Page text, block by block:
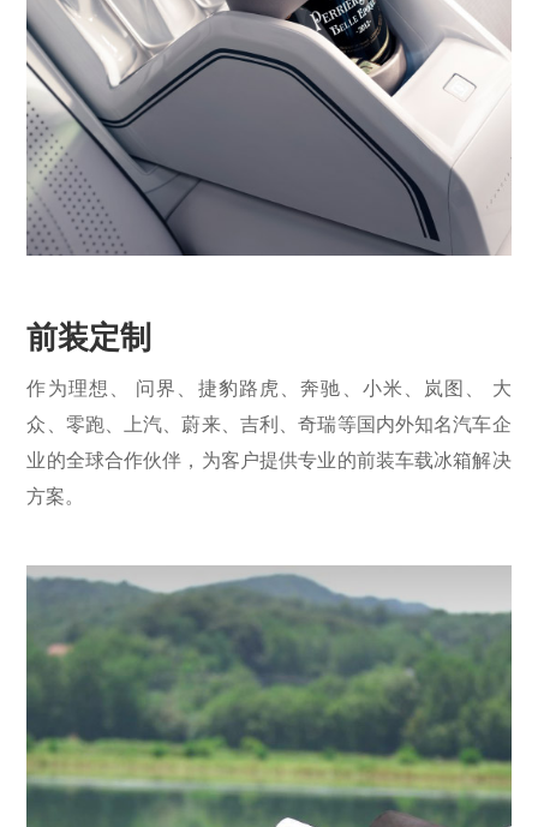
前装定制
作为理想、 问界、捷豹路虎、奔驰、小米、岚图、 大
众、零跑、上汽、蔚来、吉利、奇瑞等国内外知名汽车企
业的全球合作伙伴，为客户提供专业的前装车载冰箱解决
方案。